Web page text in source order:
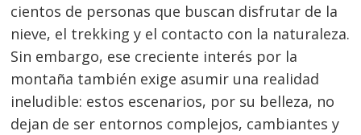
cientos de personas que buscan disfrutar de la
nieve, el trekking y el contacto con la naturaleza.
Sin embargo, ese creciente interés por la
montaña también exige asumir una realidad
ineludible: estos escenarios, por su belleza, no
dejan de ser entornos complejos, cambiantes y